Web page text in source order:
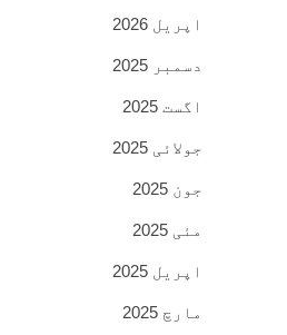
اپریل 2026
دسمبر 2025
اگست 2025
جولائی 2025
جون 2025
مئی 2025
اپریل 2025
مارچ 2025